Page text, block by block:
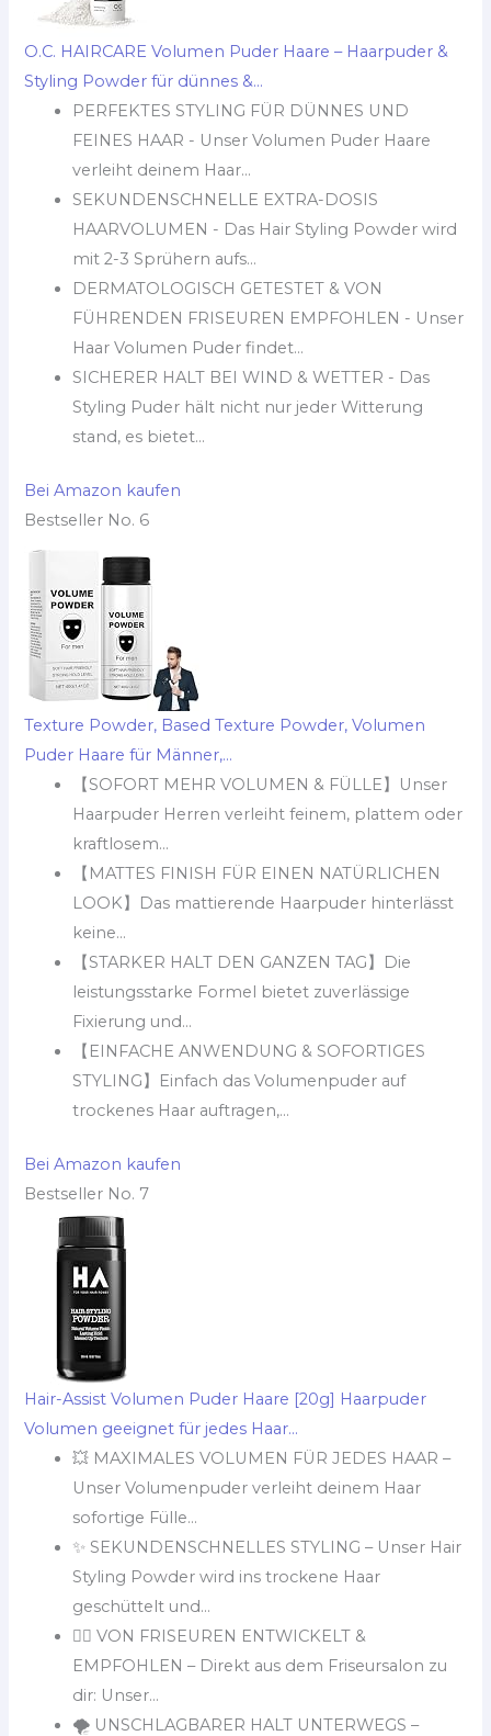
O.C. HAIRCARE Volumen Puder Haare – Haarpuder &
Styling Powder für dünnes &...
PERFEKTES STYLING FÜR DÜNNES UND
FEINES HAAR - Unser Volumen Puder Haare
verleiht deinem Haar...
SEKUNDENSCHNELLE EXTRA-DOSIS
HAARVOLUMEN - Das Hair Styling Powder wird
mit 2-3 Sprühern aufs...
DERMATOLOGISCH GETESTET & VON
FÜHRENDEN FRISEUREN EMPFOHLEN - Unser
Haar Volumen Puder findet...
SICHERER HALT BEI WIND & WETTER - Das
Styling Puder hält nicht nur jeder Witterung
stand, es bietet...
Bei Amazon kaufen
Bestseller No. 6
Texture Powder, Based Texture Powder, Volumen
Puder Haare für Männer,...
【SOFORT MEHR VOLUMEN & FÜLLE】Unser
Haarpuder Herren verleiht feinem, plattem oder
kraftlosem...
【MATTES FINISH FÜR EINEN NATÜRLICHEN
LOOK】Das mattierende Haarpuder hinterlässt
keine...
【STARKER HALT DEN GANZEN TAG】Die
leistungsstarke Formel bietet zuverlässige
Fixierung und...
【EINFACHE ANWENDUNG & SOFORTIGES
STYLING】Einfach das Volumenpuder auf
trockenes Haar auftragen,...
Bei Amazon kaufen
Bestseller No. 7
Hair-Assist Volumen Puder Haare [20g] Haarpuder
Volumen geeignet für jedes Haar...
💥 MAXIMALES VOLUMEN FÜR JEDES HAAR –
Unser Volumenpuder verleiht deinem Haar
sofortige Fülle...
✨ SEKUNDENSCHNELLES STYLING – Unser Hair
Styling Powder wird ins trockene Haar
geschüttelt und...
💇‍♂️ VON FRISEUREN ENTWICKELT &
EMPFOHLEN – Direkt aus dem Friseursalon zu
dir: Unser...
🌪️ UNSCHLAGBARER HALT UNTERWEGS –